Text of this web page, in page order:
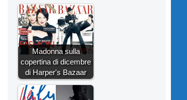
Madonna sulla
copertina di dicembre
di Harper's Bazaar